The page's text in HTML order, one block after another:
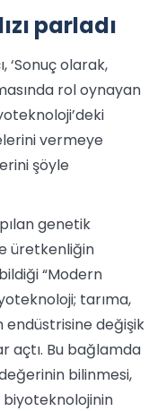
parladı
‘Sonuç olarak,
rol oynayan
vermeye
şöyle
genetik
üretkenliğin
“Modern
tarıma,
endüstrisine değişik
açtı. Bu bağlamda
bilinmesi,
biyoteknolojinin